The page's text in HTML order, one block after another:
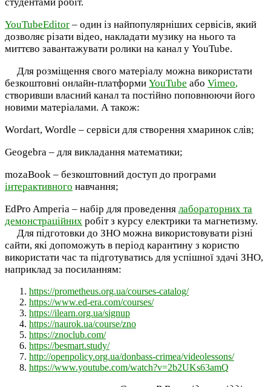
YouTubeEditor – один із найпопулярніших сервісів, який
дозволяє різати відео, накладати музику на нього та
миттєво завантажувати ролики на канал у YouTube.
Для розміщення свого матеріалу можна використати
безкоштовні онлайн-платформи YouTube або Vimeo,
створивши власний канал та постійно поповнюючи його
новими матеріалами. А також:
Wordart, Wordle – сервіси для створення хмаринок слів;
Geogebra – для викладання математики;
mozaBook – безкоштовний доступ до програми
інтерактивного навчання;
EdPro Amperia – набір для проведення лабораторних та
демонстраційних робіт з курсу електрики та магнетизму.
Для підготовки до ЗНО можна використовувати різні
сайти, які допоможуть в період карантину з користю
використати час та підготуватись для успішної здачі ЗНО,
наприклад за посиланням:
https://prometheus.org.ua/courses-catalog/
https://www.ed-era.com/courses/
https://ilearn.org.ua/signup
https://naurok.ua/course/zno
https://znoclub.com/
https://besmart.study/
http://openpolicy.org.ua/donbass-crimea/videolessons/
https://www.youtube.com/watch?v=2b2UKs63amQ